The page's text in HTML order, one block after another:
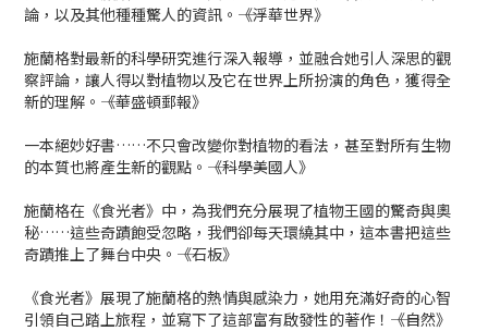
論，以及其他種種驚人的資訊。――《浮華世界》
施蘭格對最新的科學研究進行深入報導，並融合她引人深思的觀
察評論，讓人得以對植物以及它在世界上所扮演的角色，獲得全
新的理解。――《華盛頓郵報》
一本絕妙好書……不只會改變你對植物的看法，甚至對所有生物
的本質也將產生新的觀點。――《科學美國人》
施蘭格在《食光者》中，為我們充分展現了植物王國的驚奇與奧
秘……這些奇蹟飽受忽略，我們卻每天環繞其中，這本書把這些
奇蹟推上了舞台中央。――《石板》
《食光者》展現了施蘭格的熱情與感染力，她用充滿好奇的心智
引領自己踏上旅程，並寫下了這部富有啟發性的著作！――《自然》